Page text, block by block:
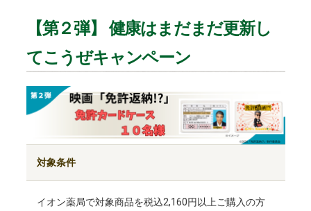
【第２弾】 健康はまだまだ更新し
てこうぜキャンペーン
対象条件
イオン薬局で対象商品を税込2,160円以上ご購入の方